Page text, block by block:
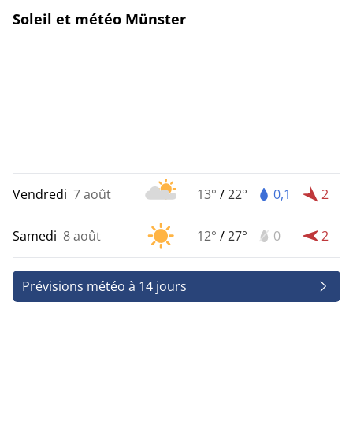
Soleil et météo Münster
Vendredi 7 août 13° /22° 0,1 2
Samedi 8 août 12° /27° 0 2
Prévisions météo à 14 jours